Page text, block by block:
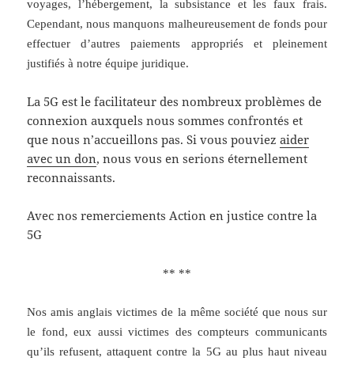
voyages, l’hébergement, la subsistance et les faux frais.
Cependant, nous manquons malheureusement de fonds pour
effectuer d’autres paiements appropriés et pleinement
justifiés à notre équipe juridique.
La 5G est le facilitateur des nombreux problèmes de
connexion auxquels nous sommes confrontés et
que nous n’accueillons pas. Si vous pouviezaider
avec un don, nous vous en serions éternellement
reconnaissants.
Avec nos remerciements Action en justice contre la
5G
** **
Nos amis anglais victimes de la même société que nous sur
le fond, eux aussi victimes des compteurs communicants
qu’ils refusent, attaquent contre la 5G au plus haut niveau